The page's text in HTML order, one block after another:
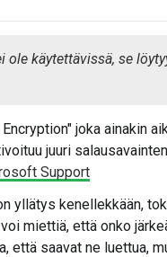
käytettävissä, se
joka ainakin
juuri
Support
yllätys kenellekkään,
miettiä, että onko
että saavat ne luettua,